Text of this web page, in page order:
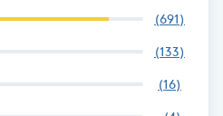
(691)
(133)
(16)